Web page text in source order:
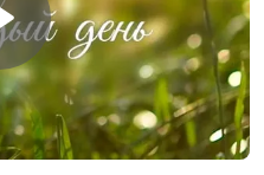
Роман Маринин,
священнослужитель
#111
Роман Маринин,
священнослужитель
#110